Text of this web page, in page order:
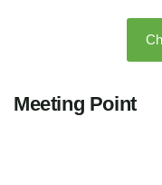
Meeting Point